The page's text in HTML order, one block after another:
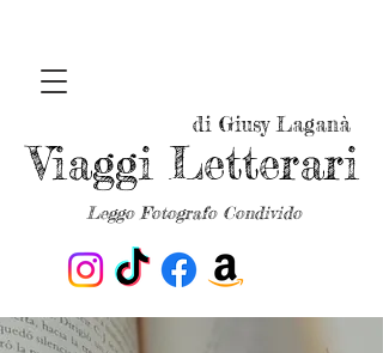
Leggo Fotografo Condivido
Viaggi Letterari
di Giusy Laganà